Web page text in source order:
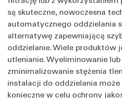
są skuteczne, nowoczesna
automatycznego oddzielania
alternatywę zapewniającą
oddzielanie. Wiele produktów
utlenianie. Wyeliminowanie
zminimalizowanie stężenia
instalacji do oddzielania
konieczne w celu ochrony